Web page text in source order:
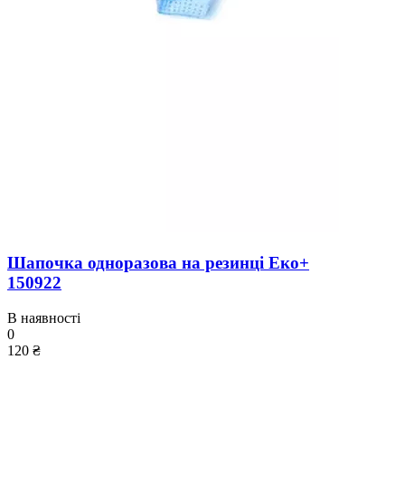
Шапочка одноразова на резинці Еко+
150922
В наявності
0
120 ₴